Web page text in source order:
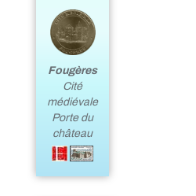
Fougères
Cité
médiévale
Porte du
château